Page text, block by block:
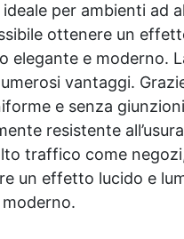
per ambienti ad
ottenere un
e moderno.
vantaggi.
e senza
resistente
traffico come
un effetto lucido e